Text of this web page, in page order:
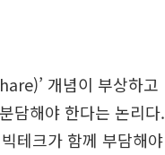
개념이 부상하고
담해야 한다는 논리다.
테크가 함께 부담해야